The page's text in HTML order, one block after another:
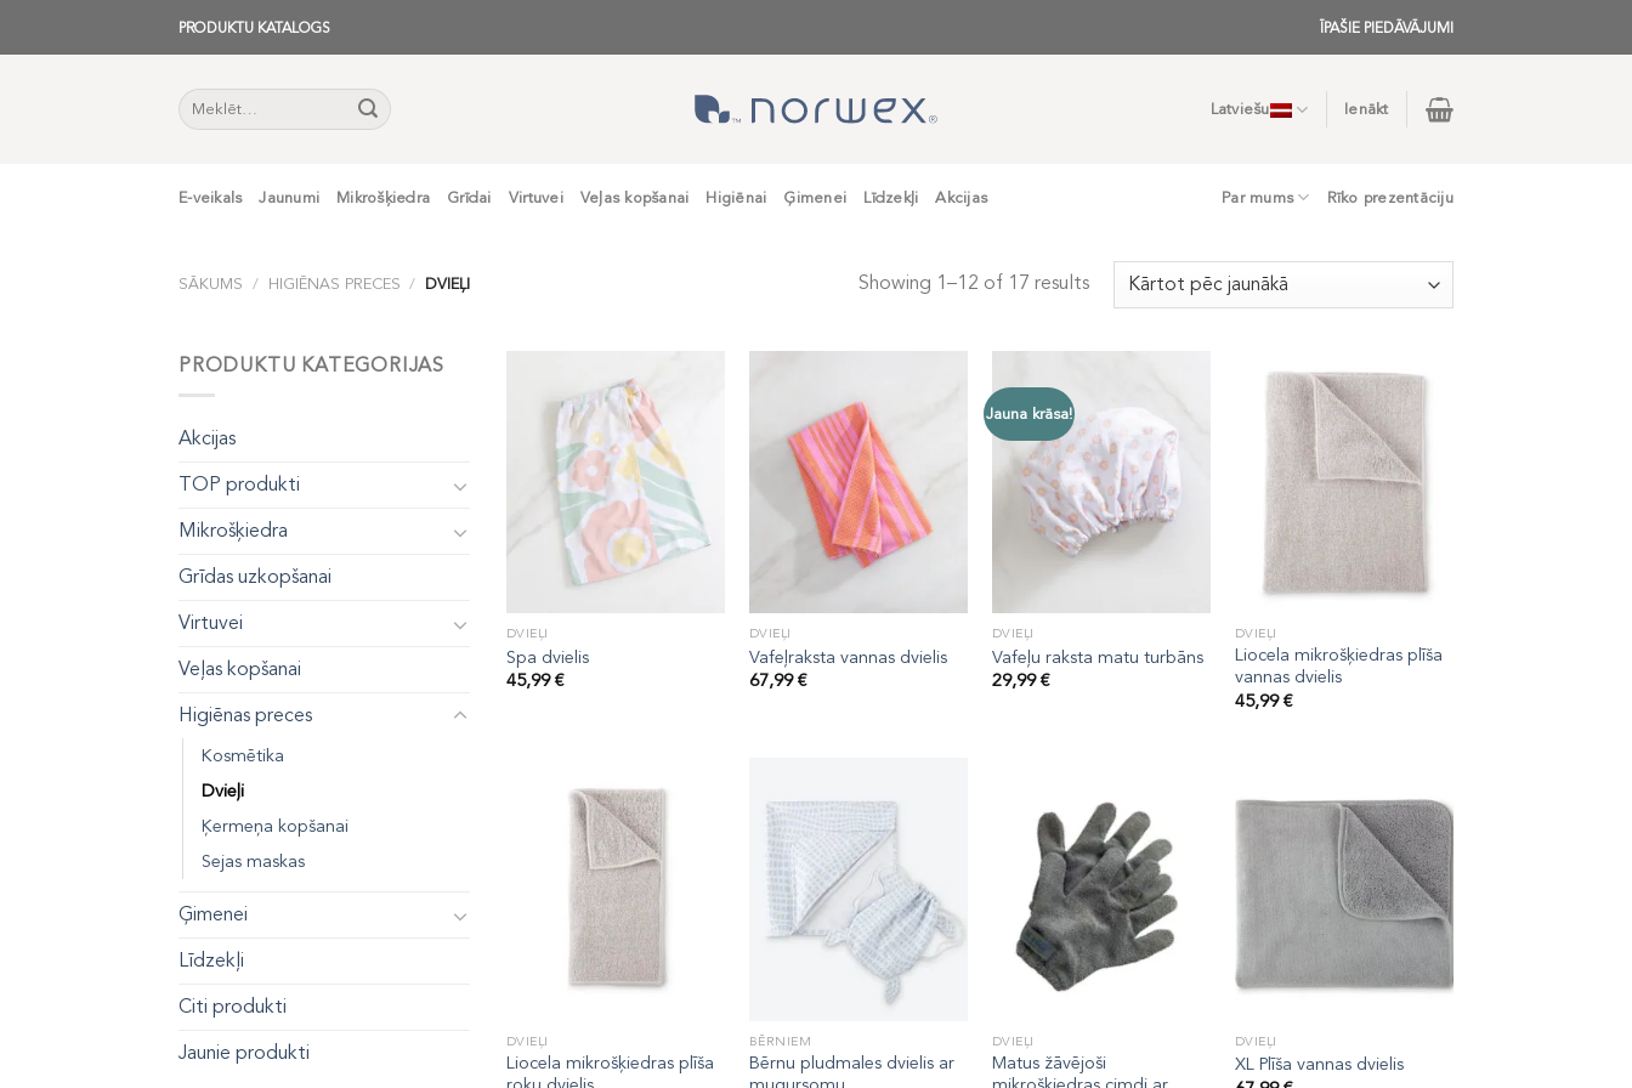
PRODUKTU KATALOGS ĪPAŠIE PIEDĀVĀJUMI
Meklēt: Latviešu Ienākt
E-veikals Jaunumi Mikrošķiedra Grīdai Virtuvei Veļas kopšanai Higiēnai Ģimenei Līdzekļi Akcijas Par mums Rīko prezentāciju
SĀKUMS / HIGIĒNAS PRECES / DVIEĻI Showing 1–12 of 17 results
PRODUKTU KATEGORIJAS
Akcijas
TOP produkti
Mikrošķiedra
Grīdas uzkopšanai
Virtuvei
Veļas kopšanai
Higiēnas preces
Kosmētika
Dvieļi
Ķermeņa kopšanai
Sejas maskas
Ģimenei
Līdzekļi
Citi produkti
Jaunie produkti
DVIEĻI
Spa dvielis
45,99€
DVIEĻI
Vafeļraksta vannas dvielis
67,99€
Jauna krāsa!
DVIEĻI
Vafeļu raksta matu turbāns
29,99€
DVIEĻI
Liocela mikrošķiedras plīša
vannas dvielis
45,99€
DVIEĻI
Liocela mikrošķiedras plīša
BĒRNIEM
Bērnu pludmales dvielis ar
DVIEĻI
Matus žāvējoši
DVIEĻI
XL Plīša vannas dvielis